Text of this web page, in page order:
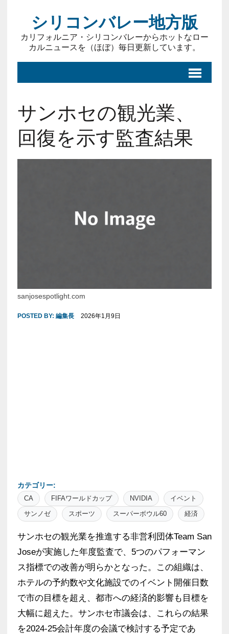
シリコンバレー地方版
カリフォルニア・シリコンバレーからホットなロー
カルニュースを（ほぼ）毎日更新しています。
サンホセの観光業、
回復を示す監査結果
sanjosespotlight.com
POSTED BY: 編集長 2026年1月9日
カテゴリー:
CA FIFAワールドカップ NVIDIA
イベント
サンノゼ
スポーツ スーパーボウル60 経済
サンホセの観光業を推進する非営利団体Team San
Joseが実施した年度監査で、5つのパフォーマン
ス指標での改善が明らかとなった。この組織は、
ホテルの予約数や文化施設でのイベント開催日数
で市の目標を超え、都市への経済的影響も目標を
大幅に超えた。サンホセ市議会は、これらの結果
を2024-25会計年度の会議で検討する予定であ